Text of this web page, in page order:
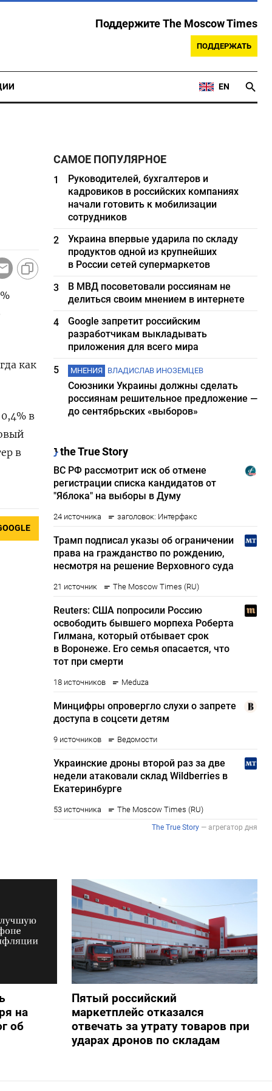
Поддержите The Moscow Times
ПОДДЕРЖАТЬ
EN
как
в
в
САМОЕ ПОПУЛЯРНОЕ
1
Руководителей, бухгалтеров и
кадровиков в российских компаниях
начали готовить к мобилизации
сотрудников
2
Украина впервые ударила по складу
продуктов одной из крупнейших
в России сетей супермаркетов
3
В МВД посоветовали россиянам не
делиться своим мнением в интернете
4
Google запретит российским
разработчикам выкладывать
приложения для всего мира
5
МНЕНИЯ ВЛАДИСЛАВ ИНОЗЕМЦЕВ
Союзники Украины должны сделать
россиянам решительное предложение —
до сентябрьских «выборов»
на
об
Пятый российский
маркетплейс отказался
отвечать за утрату товаров при
ударах дронов по складам